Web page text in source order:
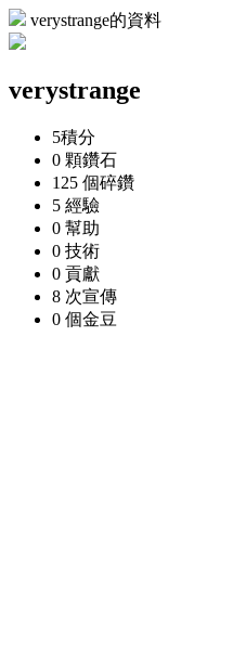
verystrange的資料
verystrange
5積分
0 顆鑽石
125 個碎鑽
5 經驗
0 幫助
0 技術
0 貢獻
8 次宣傳
0 個金豆